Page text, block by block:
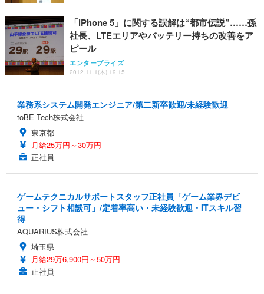
「iPhone 5」に関する誤解は“都市伝説”……孫
社長、LTEエリアやバッテリー持ちの改善をア
ピール
エンタープライズ
2012.11.1(木) 19:15
業務系システム開発エンジニア/第二新卒歓迎/未経験歓迎
toBE Tech株式会社
東京都
月給25万円～30万円
正社員
ゲームテクニカルサポートスタッフ正社員「ゲーム業界デビ
ュー・シフト相談可」/定着率高い・未経験歓迎・ITスキル習
得
AQUARIUS株式会社
埼玉県
月給29万6,900円～50万円
正社員